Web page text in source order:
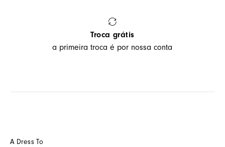
Troca grátis
a primeira troca é por nossa conta
A Dress To